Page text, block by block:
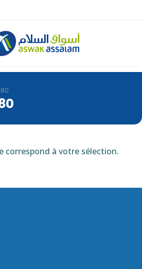
correspond à votre sélection.